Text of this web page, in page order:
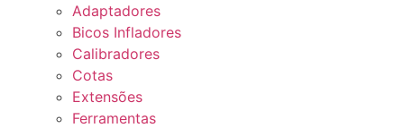
Adaptadores
Bicos Infladores
Calibradores
Cotas
Extensões
Ferramentas